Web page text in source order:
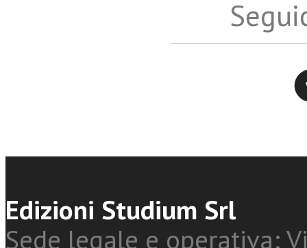
Edizioni Studium Srl
Sede legale e operativa: